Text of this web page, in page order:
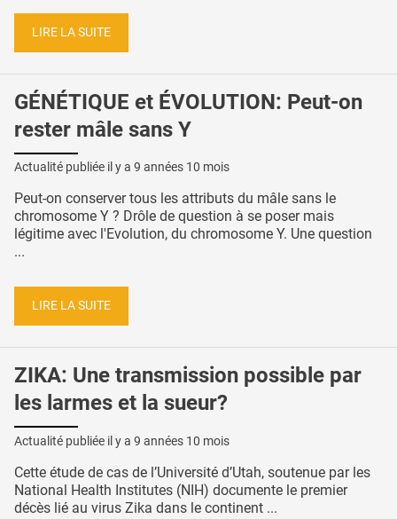
LIRE LA SUITE
GÉNÉTIQUE et ÉVOLUTION: Peut-on
rester mâle sans Y
Actualité publiée il y a 9 années 10 mois
Peut-on conserver tous les attributs du mâle sans le
chromosome Y ? Drôle de question à se poser mais
légitime avec l'Evolution, du chromosome Y. Une question
...
LIRE LA SUITE
ZIKA: Une transmission possible par
les larmes et la sueur?
Actualité publiée il y a 9 années 10 mois
Cette étude de cas de l’Université d’Utah, soutenue par les
National Health Institutes (NIH) documente le premier
décès lié au virus Zika dans le continent ...